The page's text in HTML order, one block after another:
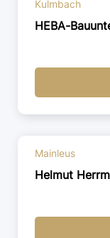
Kulmbach
HEBA-
Mainleus
Helmut